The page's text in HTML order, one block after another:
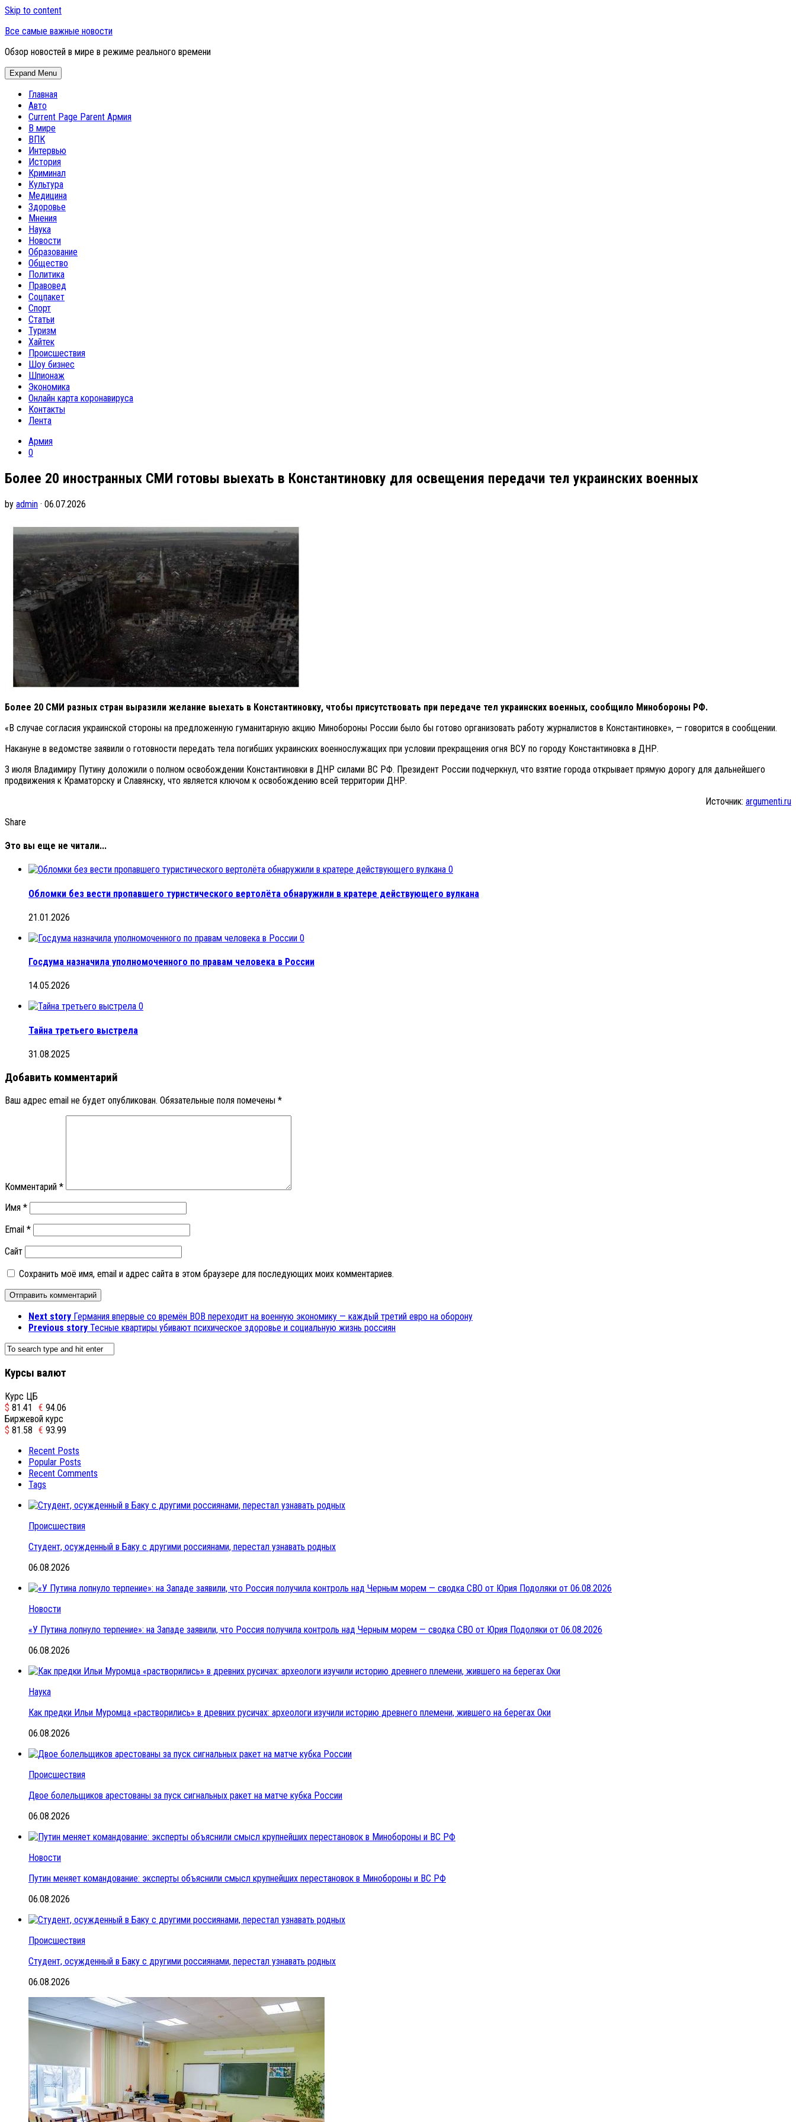
Skip to content
Все самые важные новости
Обзор новостей в мире в режиме реального времени
Expand Menu
Главная
Авто
Current Page Parent Армия
В мире
ВПК
Интервью
История
Криминал
Культура
Медицина
Здоровье
Мнения
Наука
Новости
Образование
Общество
Политика
Правовед
Соцпакет
Спорт
Статьи
Туризм
Хайтек
Происшествия
Шоу бизнес
Шпионаж
Экономика
Онлайн карта коронавируса
Контакты
Лента
Армия
0
Более 20 иностранных СМИ готовы выехать в Константиновку для освещения передачи тел украинских военных
by admin · 06.07.2026
Более 20 СМИ разных стран выразили желание выехать в Константиновку, чтобы присутствовать при передаче тел украинских военных, сообщило Минобороны РФ.
«В случае согласия украинской стороны на предложенную гуманитарную акцию Минобороны России было бы готово организовать работу журналистов в Константиновке», — говорится в сообщении.
Накануне в ведомстве заявили о готовности передать тела погибших украинских военнослужащих при условии прекращения огня ВСУ по городу Константиновка в ДНР.
3 июля Владимиру Путину доложили о полном освобождении Константиновки в ДНР силами ВС РФ. Президент России подчеркнул, что взятие города открывает прямую дорогу для дальнейшего
продвижения к Краматорску и Славянску, что является ключом к освобождению всей территории ДНР.
Источник: argumenti.ru
Share
Это вы еще не читали...
0
Обломки без вести пропавшего туристического вертолёта обнаружили в кратере действующего вулкана
21.01.2026
0
Госдума назначила уполномоченного по правам человека в России
14.05.2026
0
Тайна третьего выстрела
31.08.2025
Добавить комментарий
Ваш адрес email не будет опубликован. Обязательные поля помечены *
Комментарий *
Имя *
Email *
Сайт
Сохранить моё имя, email и адрес сайта в этом браузере для последующих моих комментариев.
Next story Германия впервые со времён ВОВ переходит на военную экономику — каждый третий евро на оборону
Previous story Тесные квартиры убивают психическое здоровье и социальную жизнь россиян
Курсы валют
Курс ЦБ
$ 81.41 € 94.06
Биржевой курс
$ 81.58 € 93.99
Recent Posts
Popular Posts
Recent Comments
Tags
Происшествия
Студент, осужденный в Баку с другими россиянами, перестал узнавать родных
06.08.2026
Новости
«У Путина лопнуло терпение»: на Западе заявили, что Россия получила контроль над Черным морем — сводка СВО от Юрия Подоляки от 06.08.2026
06.08.2026
Наука
Как предки Ильи Муромца «растворились» в древних русичах: археологи изучили историю древнего племени, жившего на берегах Оки
06.08.2026
Происшествия
Двое болельщиков арестованы за пуск сигнальных ракет на матче кубка России
06.08.2026
Новости
Путин меняет командование: эксперты объяснили смысл крупнейших перестановок в Минобороны и ВС РФ
06.08.2026
Происшествия
Студент, осужденный в Баку с другими россиянами, перестал узнавать родных
06.08.2026